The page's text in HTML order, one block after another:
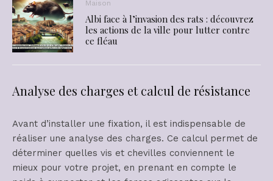
Maison
Albi face à l’invasion des rats : découvrez
les actions de la ville pour lutter contre
ce fléau
Analyse des charges et calcul de résistance
Avant d’installer une fixation, il est indispensable de
réaliser une analyse des charges. Ce calcul permet de
déterminer quelles vis et chevilles conviennent le
mieux pour votre projet, en prenant en compte le